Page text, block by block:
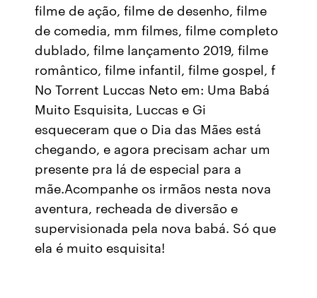
filme de ação, filme de desenho, filme
de comedia, mm filmes, filme completo
dublado, filme lançamento 2019, filme
romântico, filme infantil, filme gospel, f
No Torrent Luccas Neto em: Uma Babá
Muito Esquisita, Luccas e Gi
esqueceram que o Dia das Mães está
chegando, e agora precisam achar um
presente pra lá de especial para a
mãe.Acompanhe os irmãos nesta nova
aventura, recheada de diversão e
supervisionada pela nova babá. Só que
ela é muito esquisita!